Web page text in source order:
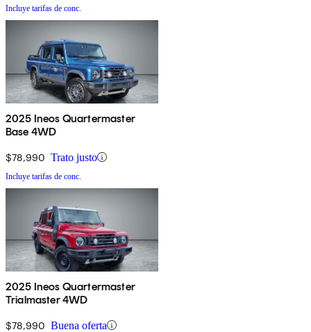
Incluye tarifas de conc.
2025 Ineos Quartermaster
Base 4WD
$78,990 Trato justo
Incluye tarifas de conc.
2025 Ineos Quartermaster
Trialmaster 4WD
$78,990 Buena oferta